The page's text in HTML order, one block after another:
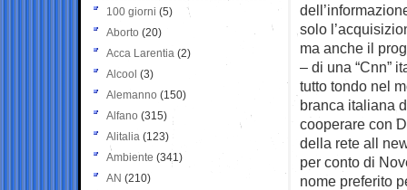
solo
ma anche il
– di una “Cnn”
tutto tondo nel
branca italiana
cooperare con
della rete all
per conto di
nome preferito
100 giorni (5)
Aborto (20)
Acca Larentia (2)
Alcool (3)
Alemanno (150)
Alfano (315)
Alitalia (123)
Ambiente (341)
AN (210)